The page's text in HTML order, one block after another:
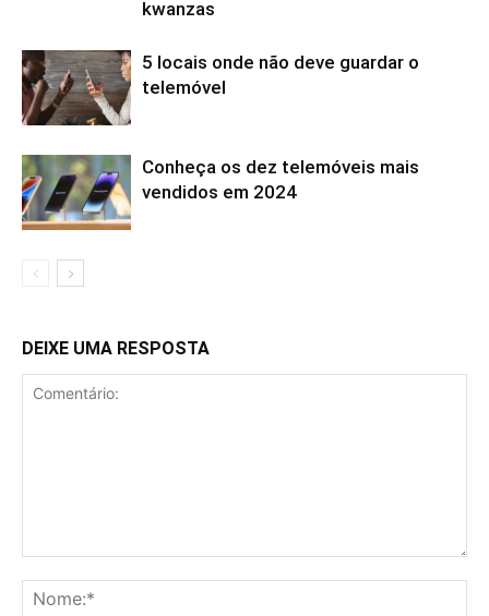
kwanzas
5 locais onde não deve guardar o
telemóvel
Conheça os dez telemóveis mais
vendidos em 2024
DEIXE UMA RESPOSTA